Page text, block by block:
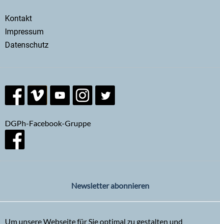
Secondary
menu
Kontakt
Impressum
Datenschutz
DGPh-Facebook-Gruppe
Newsletter abonnieren
Um unsere Webseite für Sie optimal zu gestalten und